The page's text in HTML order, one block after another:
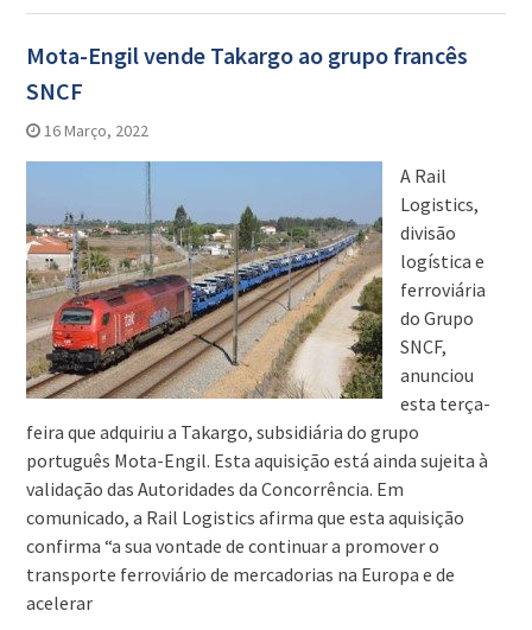
Mota-Engil vende Takargo ao grupo francês
SNCF
16 Março, 2022
A Rail
Logistics,
divisão
logística e
ferroviária
do Grupo
SNCF,
anunciou
esta terça-
feira que adquiriu a Takargo, subsidiária do grupo
português Mota-Engil. Esta aquisição está ainda sujeita à
validação das Autoridades da Concorrência. Em
comunicado, a Rail Logistics afirma que esta aquisição
confirma “a sua vontade de continuar a promover o
transporte ferroviário de mercadorias na Europa e de
acelerar